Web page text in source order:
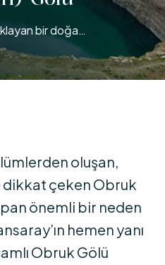
bir doğa…
oluşan,
dikkat çeken Obruk
önemli bir neden
hemen yanı
Obruk Gölü